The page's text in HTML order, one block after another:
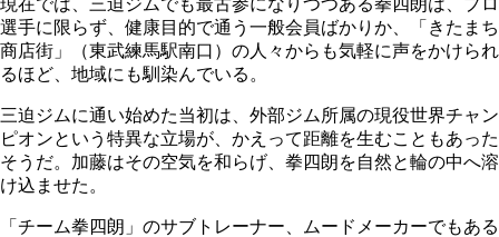
選手に限らず、健康目的で通う一般会員ばかりか、「きたまち
商店街」（東武練馬駅南口）の人々からも気軽に声をかけられ
るほど、地域にも馴染んでいる。
三迫ジムに通い始めた当初は、外部ジム所属の現役世界チャン
ピオンという特異な立場が、かえって距離を生むこともあった
そうだ。加藤はその空気を和らげ、拳四朗を自然と輪の中へ溶
け込ませた。
「チーム拳四朗」のサブトレーナー、ムードメーカーでもある